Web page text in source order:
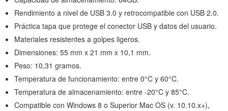
Rendimiento a nivel de USB 3.0 y retrocompatible con USB 2.0.
Práctica tapa que protege el conector USB y datos del usuario.
Materiales resistentes a golpes ligeros.
Dimensiones: 55 mm x 21 mm x 10,1 mm.
Peso: 10,31 gramos.
Temperatura de funcionamiento: entre 0°C y 60°C.
Temperatura de almacenamiento: entre -20°C y 85°C.
Compatible con Windows 8 o Superior Mac OS (v. 10.10.x+),